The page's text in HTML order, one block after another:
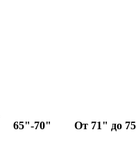
65"-70" От 71" до